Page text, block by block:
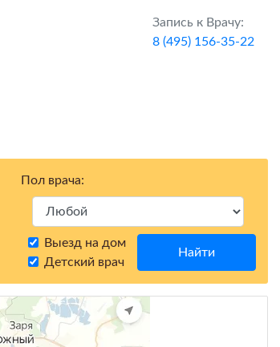
Запись к Врачу:
8 (495) 156-35-22
Пол врача:
Выезд на дом
Детский врач
Найти